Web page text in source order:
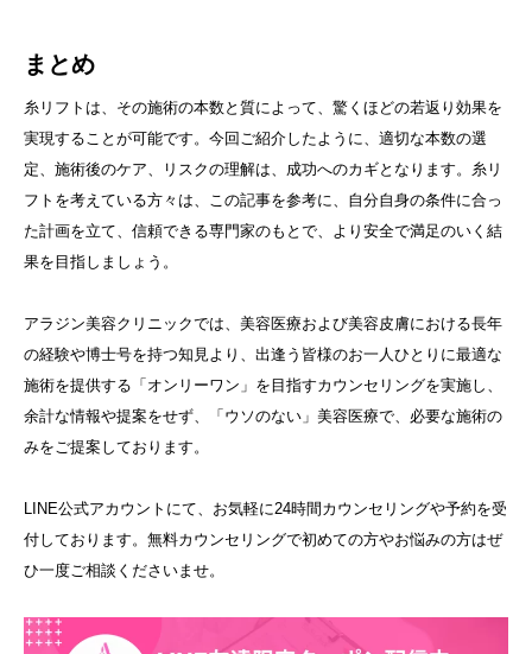
まとめ
糸リフトは、その施術の本数と質によって、驚くほどの若返り効果を
実現することが可能です。今回ご紹介したように、適切な本数の選
定、施術後のケア、リスクの理解は、成功へのカギとなります。糸リ
フトを考えている方々は、この記事を参考に、自分自身の条件に合っ
た計画を立て、信頼できる専門家のもとで、より安全で満足のいく結
果を目指しましょう。
アラジン美容クリニックでは、美容医療および美容皮膚における長年
の経験や博士号を持つ知見より、出逢う皆様のお一人ひとりに最適な
施術を提供する「オンリーワン」を目指すカウンセリングを実施し、
余計な情報や提案をせず、「ウソのない」美容医療で、必要な施術の
みをご提案しております。
LINE公式アカウントにて、お気軽に24時間カウンセリングや予約を受
付しております。無料カウンセリングで初めての方やお悩みの方はぜ
ひ一度ご相談くださいませ。